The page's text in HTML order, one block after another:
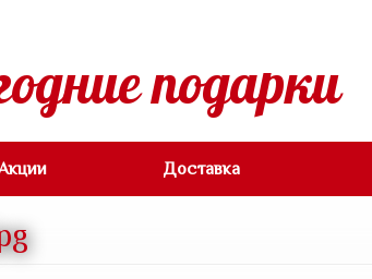
подарки
Доставка